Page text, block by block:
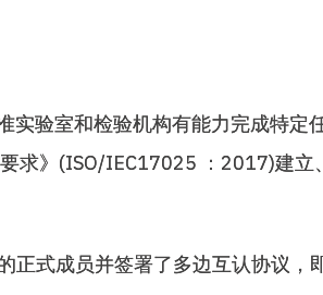
实验室和检验机构有能力完成特定
求》(ISO/IEC17025 ：2017)建立
正式成员并签署了多边互认协议，